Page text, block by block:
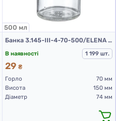
500 мл
Банка 3.145-III-4-70-500/ELENA (скляні банки 0.5 л)
В наявності
1 199 шт.
29 ₴
Горло
70 мм
Висота
150 мм
Діаметр
74 мм